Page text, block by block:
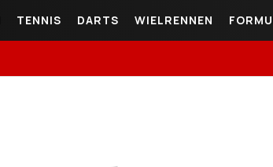
TENNIS DARTS WIELRENNEN